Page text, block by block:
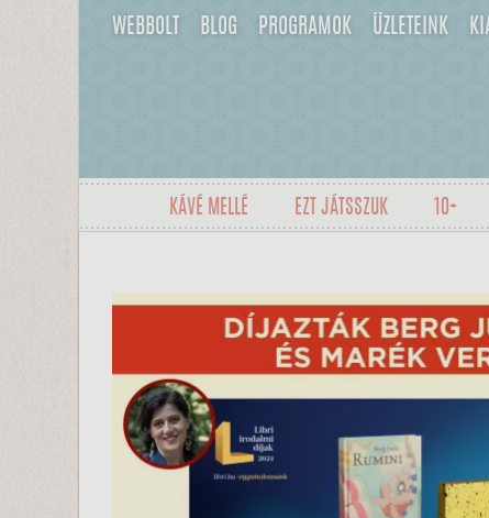
WEBBOLT BLOG PROGRAMOK ÜZLETEINK
KÁVÉ MELLÉ EZT JÁTSSZUK 10+